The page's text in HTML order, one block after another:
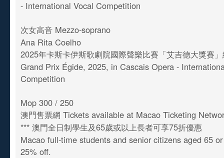
- International Vocal Competition
次女高音 Mezzo-soprano
Ana Rita Coelho
2025年卡斯卡伊斯歌劇院國際聲樂比賽「艾吉德大獎賽
Grand Prix Égide, 2025, in Cascais Opera -
Competition
Mop 300 / 250
澳門售票網 Tickets available at Macao Ticketing
*** 澳門全日制學生及65歲或以上長者可享75折優惠
Macao full-time students and senior citizens aged 65
25% off.